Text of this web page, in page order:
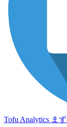
Tofu Analytics ま